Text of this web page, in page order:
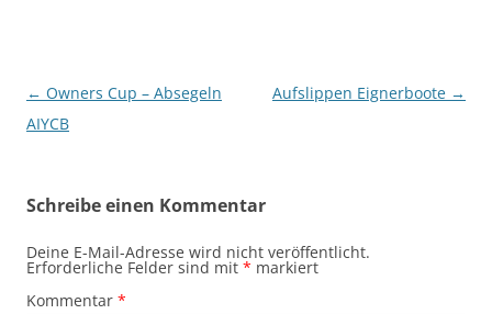
Beitragsnavigation
← Owners Cup – Absegeln
AIYCB
Aufslippen Eignerboote →
Schreibe einen Kommentar
Deine E-Mail-Adresse wird nicht veröffentlicht.
Erforderliche Felder sind mit * markiert
Kommentar *